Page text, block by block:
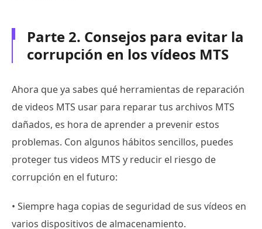
Parte 2. Consejos para evitar la
corrupción en los vídeos MTS
Ahora que ya sabes qué herramientas de reparación
de videos MTS usar para reparar tus archivos MTS
dañados, es hora de aprender a prevenir estos
problemas. Con algunos hábitos sencillos, puedes
proteger tus videos MTS y reducir el riesgo de
corrupción en el futuro:
• Siempre haga copias de seguridad de sus vídeos en
varios dispositivos de almacenamiento.